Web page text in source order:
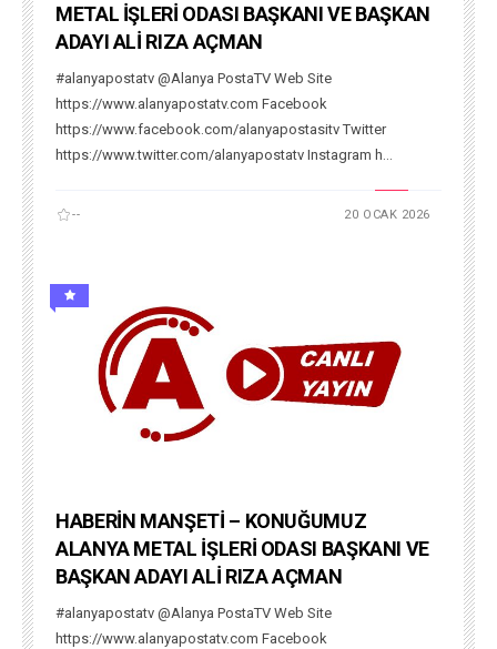
METAL İŞLERİ ODASI BAŞKANI VE BAŞKAN
ADAYI ALİ RIZA AÇMAN
#alanyapostatv @Alanya PostaTV Web Site
https://www.alanyapostatv.com Facebook
https://www.facebook.com/alanyapostasitv Twitter
https://www.twitter.com/alanyapostatv Instagram h...
-- 20 OCAK 2026
HABERİN MANŞETİ – KONUĞUMUZ
ALANYA METAL İŞLERİ ODASI BAŞKANI VE
BAŞKAN ADAYI ALİ RIZA AÇMAN
#alanyapostatv @Alanya PostaTV Web Site
https://www.alanyapostatv.com Facebook